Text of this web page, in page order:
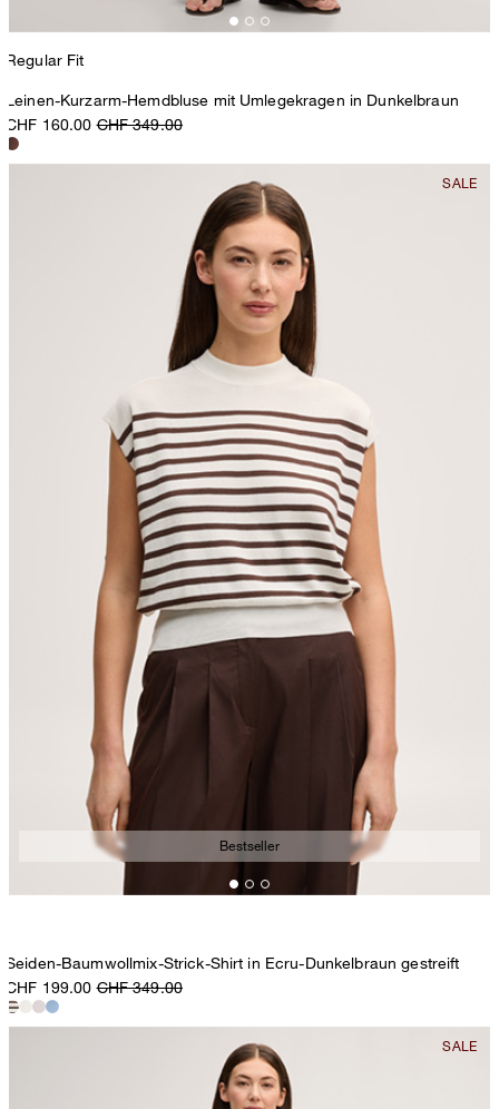
Regular Fit
Leinen-Kurzarm-Hemdbluse mit Umlegekragen in Dunkelbraun
CHF 160.00 CHF 349.00
Bestseller
Seiden-Baumwollmix-Strick-Shirt in Ecru-Dunkelbraun gestreift
CHF 199.00 CHF 349.00